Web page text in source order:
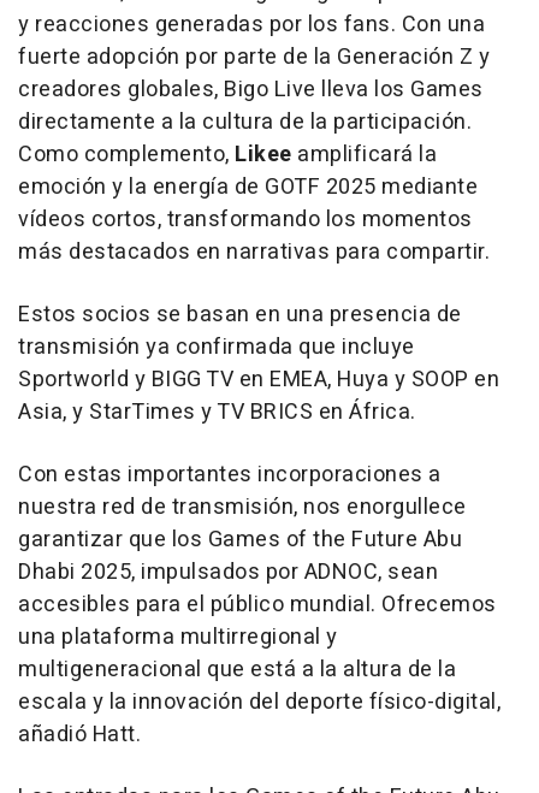
y reacciones generadas por los fans. Con una
fuerte adopción por parte de la Generación Z y
creadores globales, Bigo Live lleva los Games
directamente a la cultura de la participación.
Como complemento, Likee amplificará la
emoción y la energía de GOTF 2025 mediante
vídeos cortos, transformando los momentos
más destacados en narrativas para compartir.
Estos socios se basan en una presencia de
transmisión ya confirmada que incluye
Sportworld y BIGG TV en EMEA, Huya y SOOP en
Asia, y StarTimes y TV BRICS en África.
Con estas importantes incorporaciones a
nuestra red de transmisión, nos enorgullece
garantizar que los Games of the Future Abu
Dhabi 2025, impulsados por ADNOC, sean
accesibles para el público mundial. Ofrecemos
una plataforma multirregional y
multigeneracional que está a la altura de la
escala y la innovación del deporte físico-digital,
añadió Hatt.